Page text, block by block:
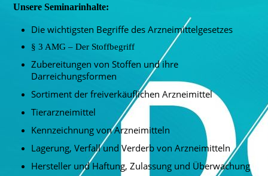
Unsere Seminarinhalte:
Die wichtigsten Begriffe des Arzneimittelgesetzes
§ 3 AMG – Der Stoffbegriff
Zubereitungen von Stoffen und ihre
Darreichungsformen
Sortiment der freiverkäuflichen Arzneimittel
Tierarzneimittel
Kennzeichnung von Arzneimitteln
Lagerung, Verfall und Verderb von Arzneimitteln
Hersteller und Haftung, Zulassung und Überwachung